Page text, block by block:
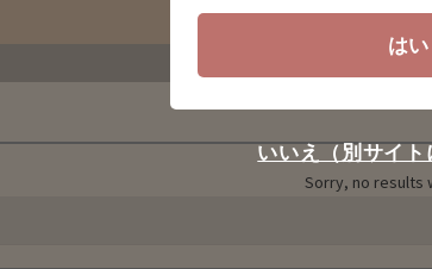
Sorry, no results
はい
いいえ（別サイト